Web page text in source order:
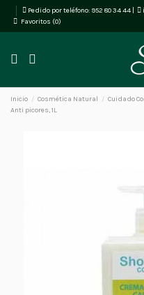
Pedido por teléfono: 952 80 34 44
Favoritos (0)
Inicio Cosmética Natural Cuidado
Anti picores, 1L